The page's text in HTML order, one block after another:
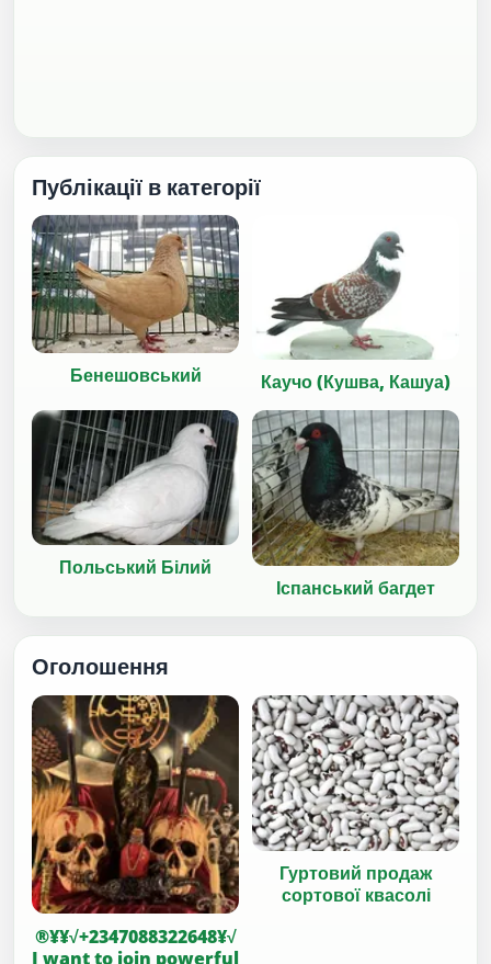
Публікації в категорії
Бенешовський Каучо (Кушва, Кашуа)
Польський Білий
Іспанський багдет
Оголошення
®¥¥√+2347088322648¥√
I want to join powerful
Гуртовий продаж
сортової квасолі